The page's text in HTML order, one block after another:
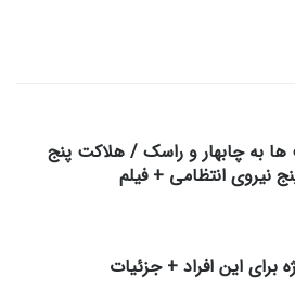
ها به چابهار و راسک / هلاکت پنج
نیروی انتظامی + فیلم
برای این افراد + جزئیات